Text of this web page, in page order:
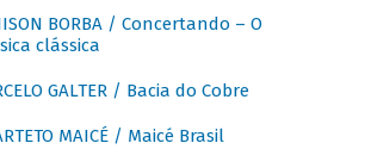
BORBA / Concertando – O
clássica
GALTER / Bacia do Cobre
MAICÉ / Maicé Brasil